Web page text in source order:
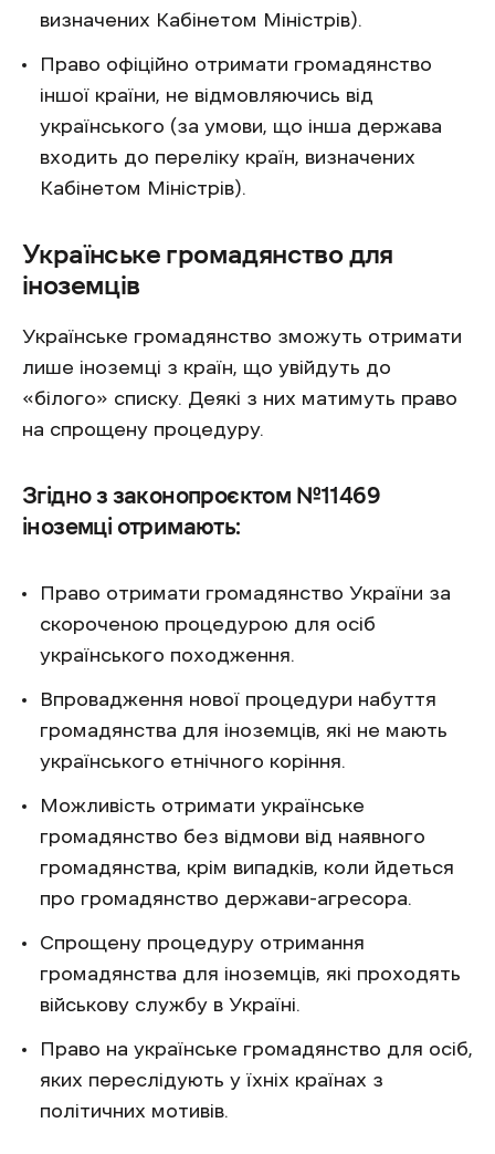
визначених Кабінетом Міністрів).
Право офіційно отримати громадянство
іншої країни, не відмовляючись від
українського (за умови, що інша держава
входить до переліку країн, визначених
Кабінетом Міністрів).
Українське громадянство для
іноземців
Українське громадянство зможуть отримати
лише іноземці з країн, що увійдуть до
«білого» списку. Деякі з них матимуть право
на спрощену процедуру.
Згідно з законопроєктом №11469
іноземці отримають:
Право отримати громадянство України за
скороченою процедурою для осіб
українського походження.
Впровадження нової процедури набуття
громадянства для іноземців, які не мають
українського етнічного коріння.
Можливість отримати українське
громадянство без відмови від наявного
громадянства, крім випадків, коли йдеться
про громадянство держави-агресора.
Спрощену процедуру отримання
громадянства для іноземців, які проходять
військову службу в Україні.
Право на українське громадянство для осіб,
яких переслідують у їхніх країнах з
політичних мотивів.